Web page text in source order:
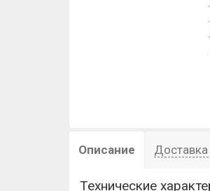
Описание Доставка
Технические